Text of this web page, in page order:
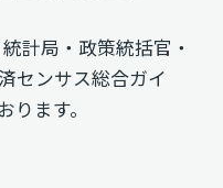
計局・政策統括官・
センサス総合ガイ
ります。